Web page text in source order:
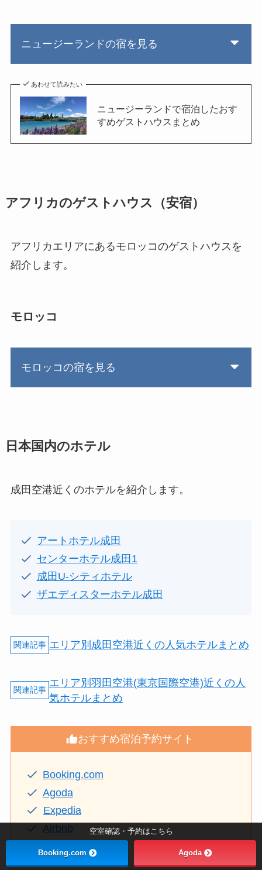
ニュージーランドの宿を見る
あわせて読みたい
ニュージーランドで宿泊したおす
すめゲストハウスまとめ
アフリカのゲストハウス（安宿）
アフリカエリアにあるモロッコのゲストハウスを
紹介します。
モロッコ
モロッコの宿を見る
日本国内のホテル
成田空港近くのホテルを紹介します。
アートホテル成田
センターホテル成田1
成田U-シティホテル
ザエディスターホテル成田
エリア別成田空港近くの人気ホテルまとめ
エリア別羽田空港(東京国際空港)近くの人
気ホテルまとめ
おすすめ宿泊予約サイト
Booking.com
Agoda
Expedia
Airbnb
Couchsurfing
空室確認・予約はこちら
Booking.com Agoda